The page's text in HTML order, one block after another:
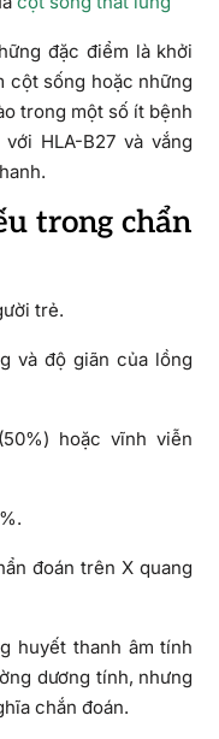
đặc điểm là khởi
cột sống hoặc những
trong một số ít bệnh
HLA-B27 và vắng
trong chẩn
trẻ.
và độ giãn của lồng
hoặc vĩnh viễn
đoán trên X quang
huyết thanh âm tính
dương tính, nhưng
chắn đoán.